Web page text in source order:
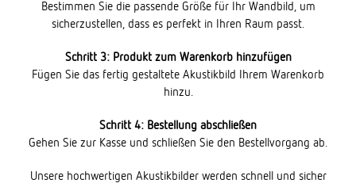
Bestimmen Sie die passende Größe für Ihr Wandbild, um
sicherzustellen, dass es perfekt in Ihren Raum passt.
Schritt 3: Produkt zum Warenkorb hinzufügen
Fügen Sie das fertig gestaltete Akustikbild Ihrem Warenkorb
hinzu.
Schritt 4: Bestellung abschließen
Gehen Sie zur Kasse und schließen Sie den Bestellvorgang ab.
Unsere hochwertigen Akustikbilder werden schnell und sicher